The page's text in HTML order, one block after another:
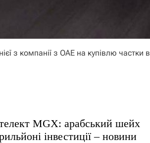
з компанії з ОАЕ на купівлю частки в
MGX: арабський шейх
інвестиції – новини